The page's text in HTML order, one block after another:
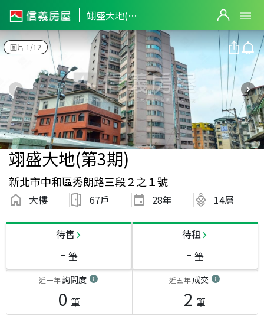
翊盛大地(第3期)
圖片 1/12
翊盛大地(第3期)
新北市中和區秀朗路三段２之１號
大樓 67戶 28年 14層
待售
- 筆
待租
- 筆
近一年詢問度
0 筆
近五年成交
2 筆